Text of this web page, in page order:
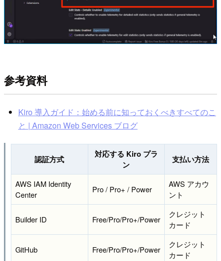
参考資料
Kiro 導入ガイド：始める前に知っておくべきすべてのこ
と | Amazon Web Services ブログ
認証方式
対応する Kiro プラ
ン
支払い方法
AWS IAM Identity
Center
Pro / Pro+ / Power
AWS アカウ
ント
Builder ID Free/Pro/Pro+/Power
クレジット
カード
GitHub Free/Pro/Pro+/Power
クレジット
カード